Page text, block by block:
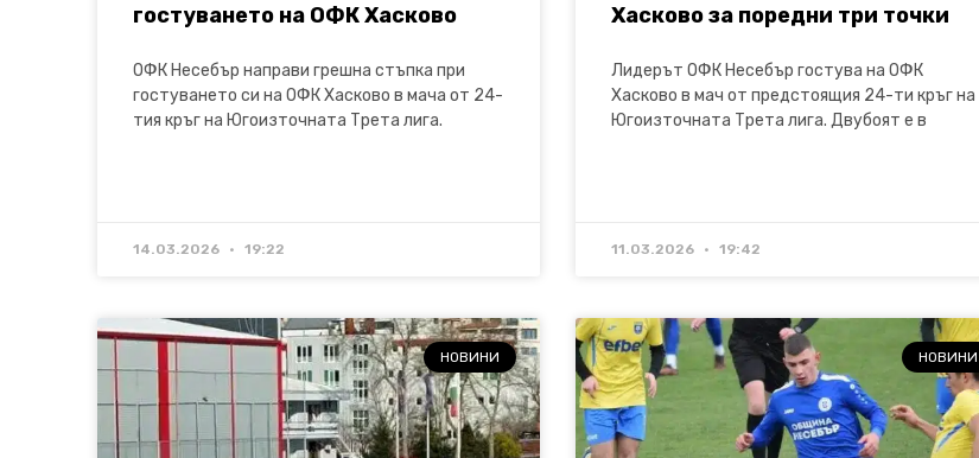
гостуването на ОФК Хасково
ОФК Несебър направи грешна стъпка при
гостуването си на ОФК Хасково в мача от 24-
тия кръг на Югоизточната Трета лига.
14.03.2026 19:22
Хасково за поредни три точки
Лидерът ОФК Несебър гостува на ОФК
Хасково в мач от предстоящия 24-ти кръг на
Югоизточната Трета лига. Двубоят е в
11.03.2026 19:42
НОВИНИ НОВИНИ